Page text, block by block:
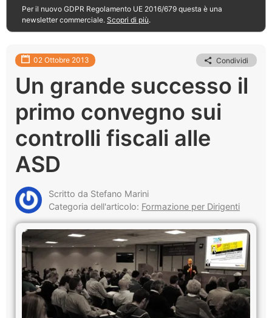
Per il nuovo GDPR Regolamento UE 2016/679 questa è una
newsletter commerciale. Scopri di più.
02 Ottobre 2013 Condividi
Un grande successo il
primo convegno sui
controlli fiscali alle
ASD
Scritto da Stefano Marini
Categoria dell'articolo: Formazione per Dirigenti